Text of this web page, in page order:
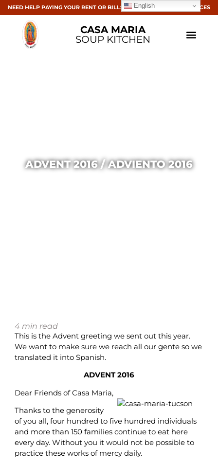
NEED HELP PAYING YOUR RENT OR BILLS? CLICK HERE FOR RESOURCES
CASA MARIA
SOUP KITCHEN
ADVENT 2016 / ADVIENTO 2016
4 min read
This is the Advent greeting we sent out this year.
We want to make sure we reach all our gente so we
translated it into Spanish.
ADVENT 2016
Dear Friends of Casa Maria,
Thanks to the generosity
of you all, four hundred to five hundred individuals
and more than 150 families continue to eat here
every day. Without you it would not be possible to
practice these works of mercy daily.
English